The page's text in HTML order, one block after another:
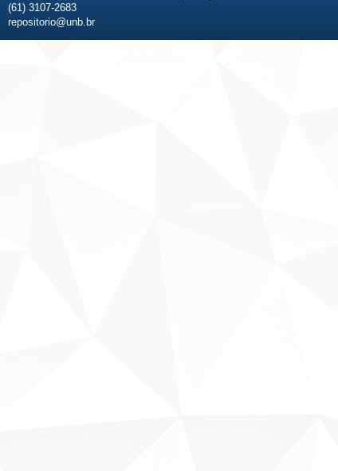
(61) 3107-2683
repositorio@unb.br